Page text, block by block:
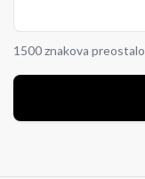
1500 znakova preostalo